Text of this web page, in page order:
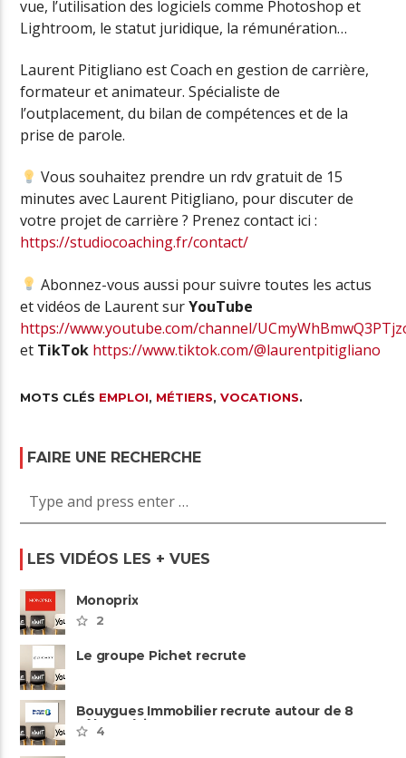
vue, l’utilisation des logiciels comme Photoshop et
Lightroom, le statut juridique, la rémunération…
Laurent Pitigliano est Coach en gestion de carrière,
formateur et animateur. Spécialiste de
l’outplacement, du bilan de compétences et de la
prise de parole.
Vous souhaitez prendre un rdv gratuit de 15
minutes avec Laurent Pitigliano, pour discuter de
votre projet de carrière ? Prenez contact ici :
https://studiocoaching.fr/contact/
Abonnez-vous aussi pour suivre toutes les actus
et vidéos de Laurent surYouTube
https://www.youtube.com/channel/
et TikTok https://www.tiktok.com/@laurentpitigliano
MOTS CLÉS EMPLOI, MÉTIERS,VOCATIONS.
FAIRE UNE RECHERCHE
LES VIDÉOS LES + VUES
Monoprix
2
Le groupe Pichet recrute
Bouygues Immobilier recrute autour de 8
pôles métiers
4